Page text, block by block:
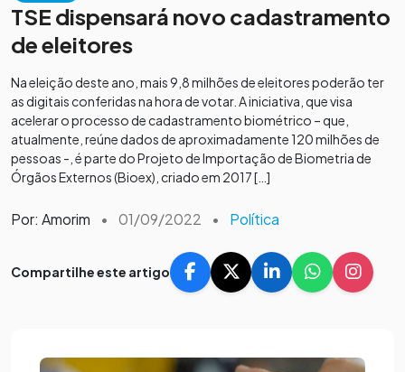
TSE dispensará novo cadastramento
de eleitores
Na eleição deste ano, mais 9,8 milhões de eleitores poderão ter
as digitais conferidas na hora de votar. A iniciativa, que visa
acelerar o processo de cadastramento biométrico – que,
atualmente, reúne dados de aproximadamente 120 milhões de
pessoas -, é parte do Projeto de Importação de Biometria de
Órgãos Externos (Bioex), criado em 2017 […]
Por: Amorim • 01/09/2022 • Política
Compartilhe este artigo